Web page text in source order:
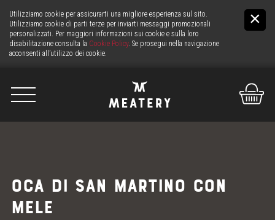
Utilizziamo cookie per assicurarti una migliore esperienza sul sito.
Utilizziamo cookie di parti terze per inviarti messaggi promozionali
personalizzati. Per maggiori informazioni sui cookie e sulla loro
disabilitazione consulta la Cookie Policy. Se prosegui nella navigazione
acconsenti all’utilizzo dei cookie.
OCA DI SAN MARTINO CON
MELE